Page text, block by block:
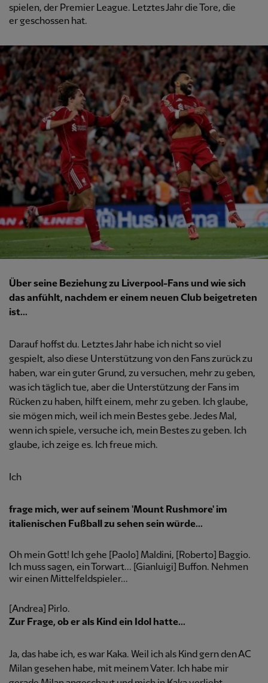
spielen, der Premier League. Letztes Jahr die Tore, die
er geschossen hat.
Über seine Beziehung zu Liverpool-Fans und wie sich
das anfühlt, nachdem er einem neuen Club beigetreten
ist...
Darauf hoffst du. Letztes Jahr habe ich nicht so viel
gespielt, also diese Unterstützung von den Fans zurück zu
haben, war ein guter Grund, zu versuchen, mehr zu geben,
was ich täglich tue, aber die Unterstützung der Fans im
Rücken zu haben, hilft einem, mehr zu geben. Ich glaube,
sie mögen mich, weil ich mein Bestes gebe. Jedes Mal,
wenn ich spiele, versuche ich, mein Bestes zu geben. Ich
glaube, ich zeige es. Ich freue mich.
Ich
frage mich, wer auf seinem 'Mount Rushmore' im
italienischen Fußball zu sehen sein würde...
Oh mein Gott! Ich gehe [Paolo] Maldini, [Roberto] Baggio.
Ich muss sagen, ein Torwart... [Gianluigi] Buffon. Nehmen
wir einen Mittelfeldspieler...
[Andrea] Pirlo.
Zur Frage, ob er als Kind ein Idol hatte...
Ja, das habe ich, es war Kaka. Weil ich als Kind gern den AC
Milan gesehen habe, mit meinem Vater. Ich habe mir